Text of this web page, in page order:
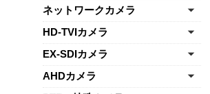
ネットワークカメラ
HD-TVIカメラ
EX-SDIカメラ
AHDカメラ